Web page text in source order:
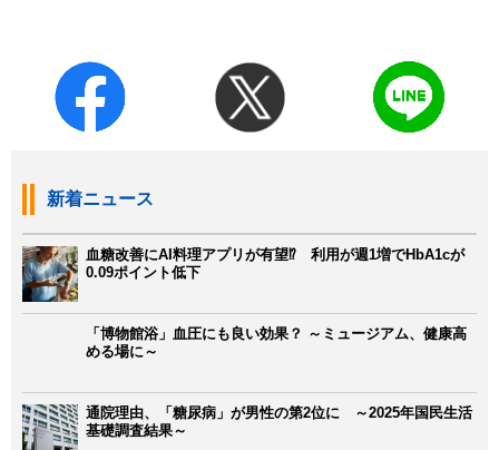
新着ニュース
血糖改善にAI料理アプリが有望⁉ 利用が週1増でHbA1cが
0.09ポイント低下
「博物館浴」血圧にも良い効果？ ～ミュージアム、健康高
める場に～
通院理由、「糖尿病」が男性の第2位に ～2025年国民生活
基礎調査結果～